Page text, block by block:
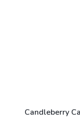
Candleberry